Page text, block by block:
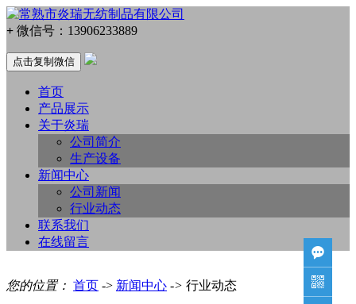
+ 微信号： 13906233889
点击复制微信
首页
产品展示
关于炎瑞
公司简介
生产设备
新闻中心
公司新闻
行业动态
联系我们
在线留言
您的位置： 首页 -> 新闻中心 -> 行业动态

